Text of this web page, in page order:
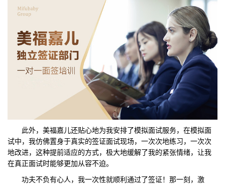
此外，美福嘉儿还贴心地为我安排了模拟面试服务，在模拟面
试中，我仿佛置身于真实的签证面试现场，一次次地练习，一次次
地改进，这种提前适应的方式，极大地缓解了我的紧张情绪，让我
在真正面试时能够更加从容不迫。
功夫不负有心人，我一次性就顺利通过了签证！那一刻，激